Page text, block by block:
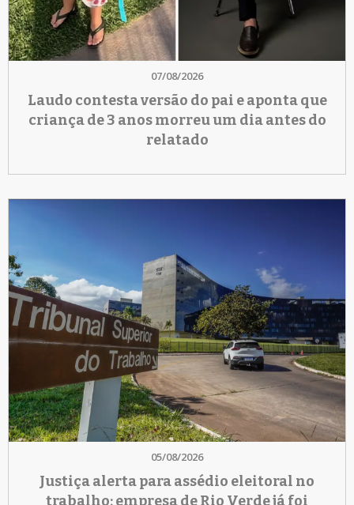
07/08/2026
Laudo contesta versão do pai e aponta que
criança de 3 anos morreu um dia antes do
relatado
05/08/2026
Justiça alerta para assédio eleitoral no
trabalho; empresa de Rio Verde já foi